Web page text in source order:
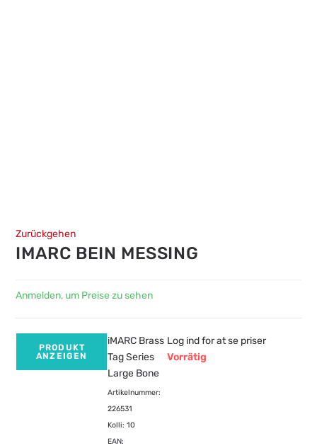
Zurückgehen
IMARC BEIN MESSING
Anmelden, um Preise zu sehen
PRODUKT
ANZEIGEN
iMARC Brass
Tag Series
Large Bone
Artikelnummer:
226531
Kolli: 10
EAN:
Log ind for at se priser
Vorrätig